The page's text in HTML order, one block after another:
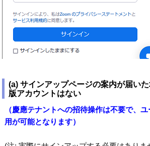
(a) サインアップページの案内が届
版アカウントはない
（慶應テナントへの招待操作は不要で、
用が可能となります）